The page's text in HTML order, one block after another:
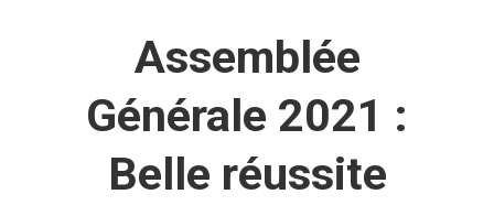
Assemblée
Générale 2021 :
Belle réussite